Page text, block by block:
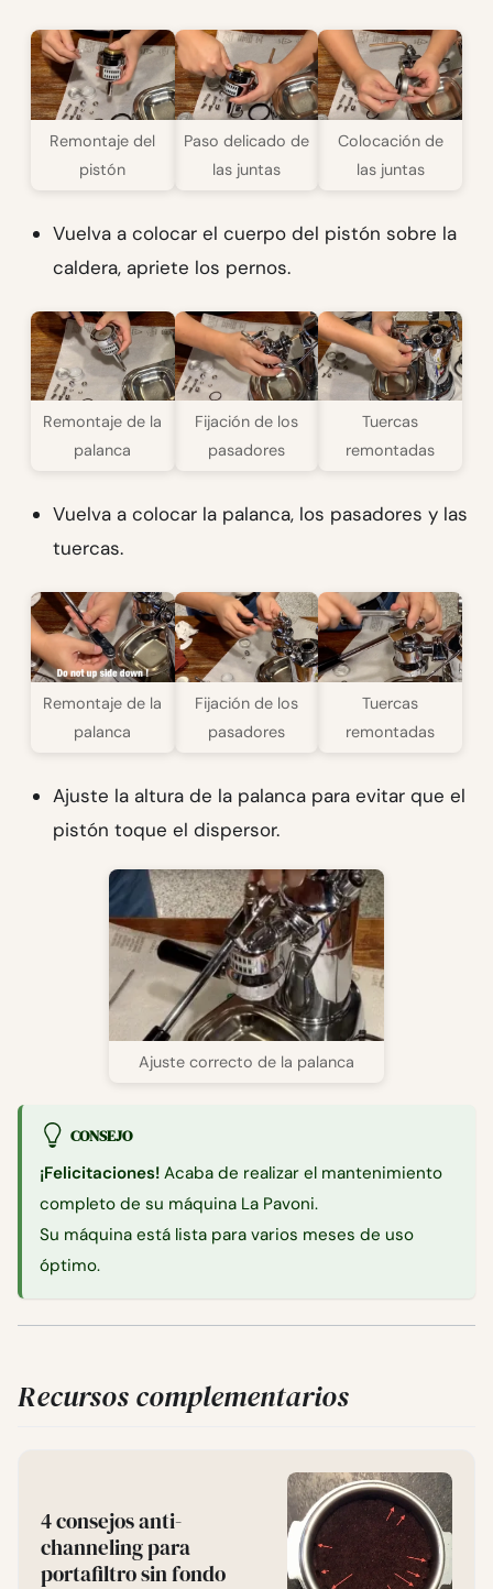
Remontaje del
pistón
Paso delicado de
las juntas
Colocación de
las juntas
Vuelva a colocar el cuerpo del pistón sobre la
caldera, apriete los pernos.
Remontaje de la
palanca
Fijación de los
pasadores
Tuercas
remontadas
Vuelva a colocar la palanca, los pasadores y las
tuercas.
Remontaje de la
palanca
Fijación de los
pasadores
Tuercas
remontadas
Ajuste la altura de la palanca para evitar que el
pistón toque el dispersor.
Ajuste correcto de la palanca
CONSEJO
¡Felicitaciones! Acaba de realizar el mantenimiento
completo de su máquina La Pavoni.
Su máquina está lista para varios meses de uso
óptimo.
Recursos complementarios
4 consejos anti-
channeling para
portafiltro sin fondo